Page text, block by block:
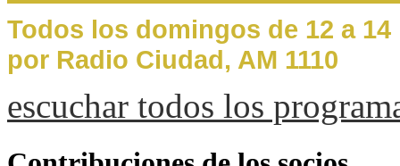
Todos los domingos de 12 a 14
por Radio Ciudad, AM 1110
escuchar todos los